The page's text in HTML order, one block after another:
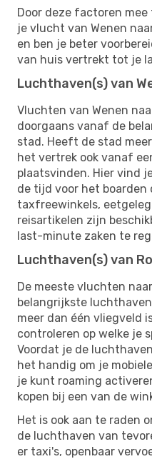
Door deze factoren
je vlucht van Wenen
en ben je beter
van huis vertrekt tot je
Luchthaven(s) van
Vluchten van Wenen
doorgaans vanaf de
stad. Heeft de stad
het vertrek ook vanaf
plaatsvinden. Hier vind
de tijd voor het boarden
taxfreewinkels,
reisartikelen zijn
last-minute zaken te
Luchthaven(s) van
De meeste vluchten
belangrijkste
meer dan één vliegveld
controleren op welke je
Voordat je de
het handig om je
je kunt roaming
kopen bij een van de
Het is ook aan te raden
de luchthaven van
er taxi's, openbaar